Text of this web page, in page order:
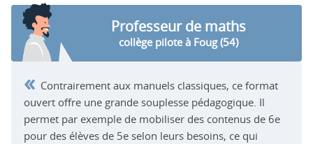
Professeur de maths
collège pilote à Foug (54)
« Contrairement aux manuels classiques, ce format
ouvert offre une grande souplesse pédagogique. Il
permet par exemple de mobiliser des contenus de 6e
pour des élèves de 5e selon leurs besoins, ce qui